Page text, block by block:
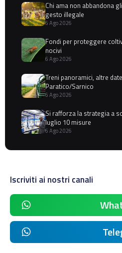
Chi ama non abbandona
gesto illegale
6 Ago 2026
Fondi per proteggere
nocivi
6 Ago 2026
Treni panoramici, altre
Paratico/Sarnico
6 Ago 2026
Si rafforza la strategia a
luglio 10 misure
6 Ago 2026
Iscriviti ai nostri canali